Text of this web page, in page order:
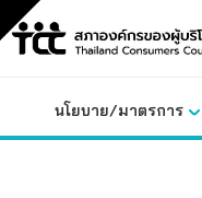
นโยบาย/มาตรการ